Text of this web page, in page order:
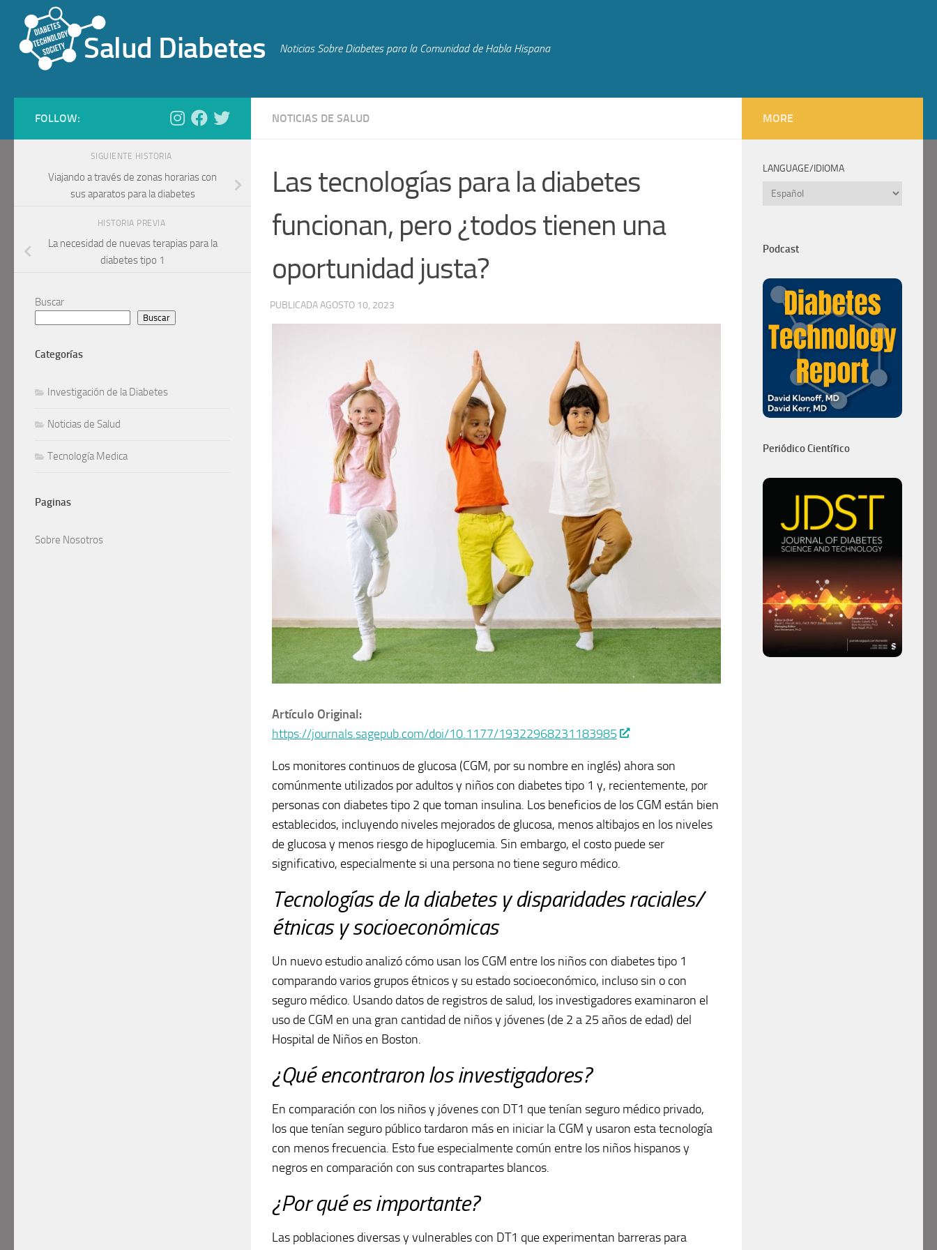
Saltar al contenido
Salud Diabetes Noticias Sobre Diabetes para la Comunidad de Habla Hispana
NOTICIAS DE SALUD
Las tecnologías para la diabetes
funcionan, pero ¿todos tienen una
oportunidad justa?
Artículo Original:
https://journals.sagepub.com/doi/10.1177/19322968231183985
Los monitores continuos de glucosa (CGM, por su nombre en inglés) ahora son
comúnmente utilizados por adultos y niños con diabetes tipo 1 y, recientemente, por
personas con diabetes tipo 2 que toman insulina. Los beneficios de los CGM están bien
establecidos, incluyendo niveles mejorados de glucosa, menos altibajos en los niveles
de glucosa y menos riesgo de hipoglucemia. Sin embargo, el costo puede ser
significativo, especialmente si una persona no tiene seguro médico.
Tecnologías de la diabetes y disparidades raciales/
étnicas y socioeconómicas
Un nuevo estudio analizó cómo usan los CGM entre los niños con diabetes tipo 1
comparando varios grupos étnicos y su estado socioeconómico, incluso sin o con
seguro médico. Usando datos de registros de salud, los investigadores examinaron el
uso de CGM en una gran cantidad de niños y jóvenes (de 2 a 25 años de edad) del
Hospital de Niños en Boston.
¿Qué encontraron los investigadores?
En comparación con los niños y jóvenes con DT1 que tenían seguro médico privado,
los que tenían seguro público tardaron más en iniciar la CGM y usaron esta tecnología
con menos frecuencia. Esto fue especialmente común entre los niños hispanos y
negros en comparación con sus contrapartes blancos.
¿Por qué es importante?
Las poblaciones diversas y vulnerables con DT1 que experimentan barreras para
FOLLOW:
SIGUIENTE HISTORIA
Viajando a través de zonas horarias con
sus aparatos para la diabetes
HISTORIA PREVIA
La necesidad de nuevas terapias para la
diabetes tipo 1
Buscar
Buscar
Investigación de la Diabetes
Noticias de Salud
Tecnología Medica
Sobre Nosotros
MORE
LANGUAGE/IDIOMA
Language/Idioma
Podcast